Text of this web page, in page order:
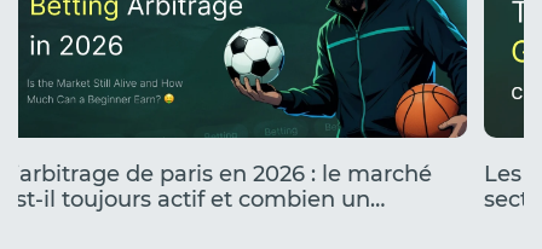
L’arbitrage de paris en 2026 : le marché
est-il toujours actif et combien un
Les